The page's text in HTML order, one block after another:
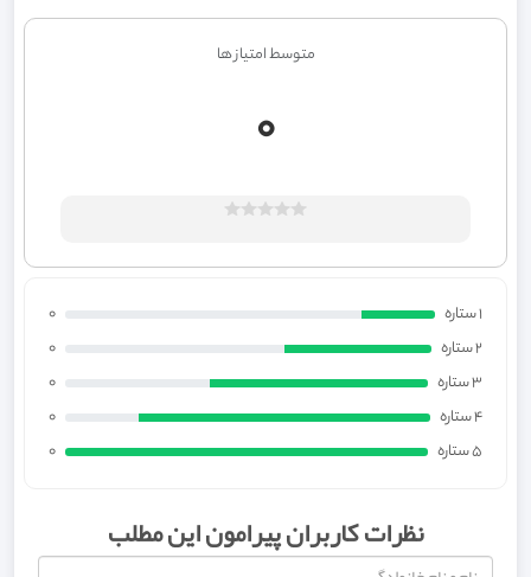
متوسط امتیاز ها
0
1 ستاره
0
2 ستاره
0
3 ستاره
0
4 ستاره
0
5 ستاره
0
نظرات کاربران پیرامون این مطلب